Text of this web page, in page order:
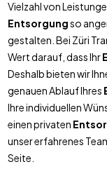
Vielzahl von
Entsorgungso
gestalten. Bei Züri
Wert darauf, dass Ihr
Deshalb bieten wir
genauen Ablauf Ihres
Ihre individuellen
einen privaten
unser erfahrenes
Seite.